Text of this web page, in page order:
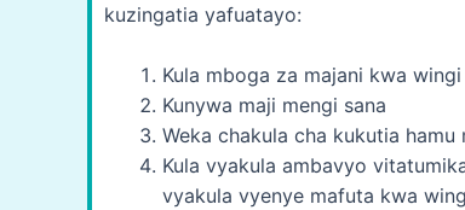
kuzingatia yafuatayo:
Kula mboga za majani kwa
Kunywa maji mengi sana
Weka chakula cha kukutia
Kula vyakula ambavyo
vyakula vyenye mafuta kwa